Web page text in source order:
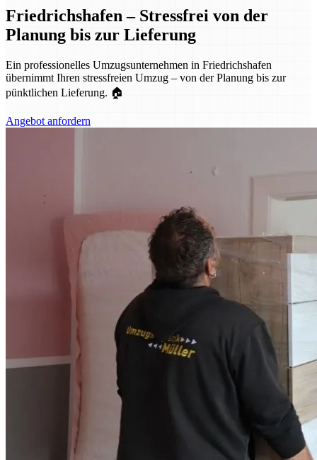
Friedrichshafen – Stressfrei von der
Planung bis zur Lieferung
Ein professionelles Umzugsunternehmen in Friedrichshafen
übernimmt Ihren stressfreien Umzug – von der Planung bis zur
pünktlichen Lieferung. 🏠
Angebot anfordern